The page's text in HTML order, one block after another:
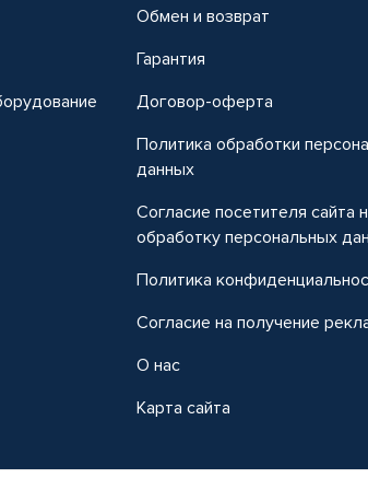
Обмен и возврат
Гарантия
Договор-оферта
Политика обработки
данных
Согласие посетителя сайта
обработку персональных
Политика
Согласие на получение
О нас
Карта сайта